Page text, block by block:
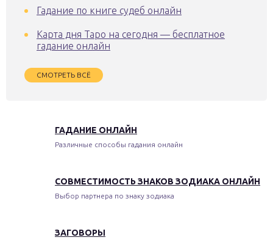
Гадание по книге судеб онлайн
Карта дня Таро на сегодня — бесплатное
гадание онлайн
СМОТРЕТЬ ВСЁ
ГАДАНИЕ ОНЛАЙН
Различные способы гадания онлайн
СОВМЕСТИМОСТЬ ЗНАКОВ ЗОДИАКА ОНЛАЙН
Выбор партнера по знаку зодиака
ЗАГОВОРЫ